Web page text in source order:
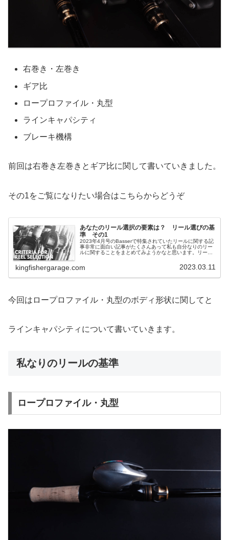
右巻き・左巻き
ギア比
ロープロファイル・丸型
ラインキャパシティ
ブレーキ機構
前回は右巻き左巻きとギア比に関して書いていきました。
その1をご覧になりたい場合はこちらからどうぞ
あなたのリール選択の要素は？ リール選びの基
準 その1
2023年4月号のBasserで特集されていたリールに関する記
事非常に面白い記事がたくさんあって私も自分なりのリー
ルに関することをまとめてみようかなと思います。リール
kingfishergarage.com 2023.03.11
今回はロープロファイル・丸型のボディ形状に関してと
ラインキャパシティについて書いていきます。
私なりのリールの基準
ロープロファイル・丸型